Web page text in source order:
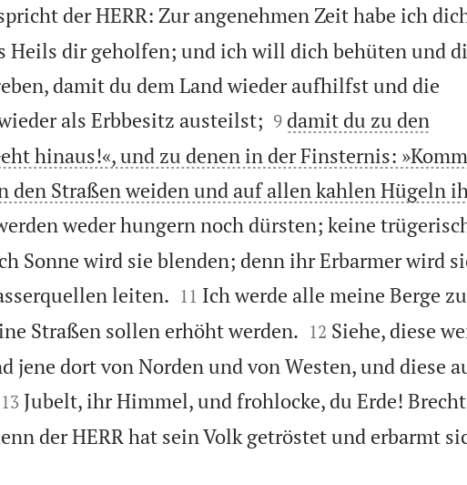
der HERR: Zur angenehmen Zeit habe ich
Heils dir geholfen; und ich will dich behüten und
damit du dem Land wieder aufhilfst und die
als Erbbesitz austeilst;
9 damit du zu den
hinaus!«, und zu denen in der Finsternis:
den Straßen weiden und auf allen kahlen Hügeln
weder hungern noch dürsten; keine
Sonne wird sie blenden; denn ihr Erbarmer wird
leiten.
11 Ich werde alle meine Berge
Straßen sollen erhöht werden.
12 Siehe, diese
jene dort von Norden und von Westen, und diese

13 Jubelt, ihr Himmel, und frohlocke, du Erde!
der HERR hat sein Volk getröstet und erbarmt